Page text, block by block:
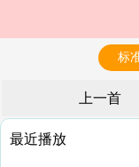
标
上一首
最近播放